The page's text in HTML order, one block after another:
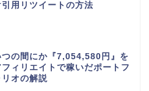
引用リツイートの方法
つの間にか『7,054,580円』を
フィリエイトで稼いだポートフ
リオの解説